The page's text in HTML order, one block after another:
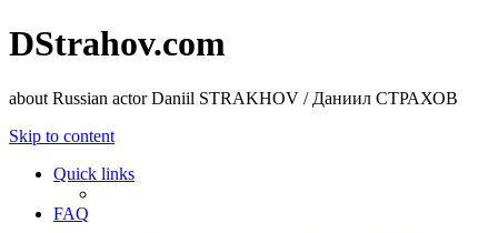
DStrahov.com
about Russian actor Daniil STRAKHOV / Даниил СТРАХОВ
Skip to content
Quick links
FAQ